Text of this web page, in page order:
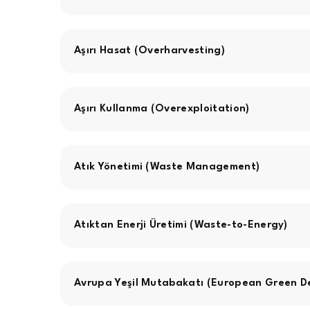
Aşırı Hasat (Overharvesting)
Aşırı Kullanma (Overexploitation)
Atık Yönetimi (Waste Management)
Atıktan Enerji Üretimi (Waste-to-Energy)
Avrupa Yeşil Mutabakatı (European Green